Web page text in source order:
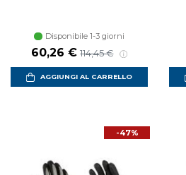
Disponibile 1-3 giorni
Prezzo scontato
60,26 € Prezzo di listino
114,45 €
AGGIUNGI AL CARRELLO
-47%